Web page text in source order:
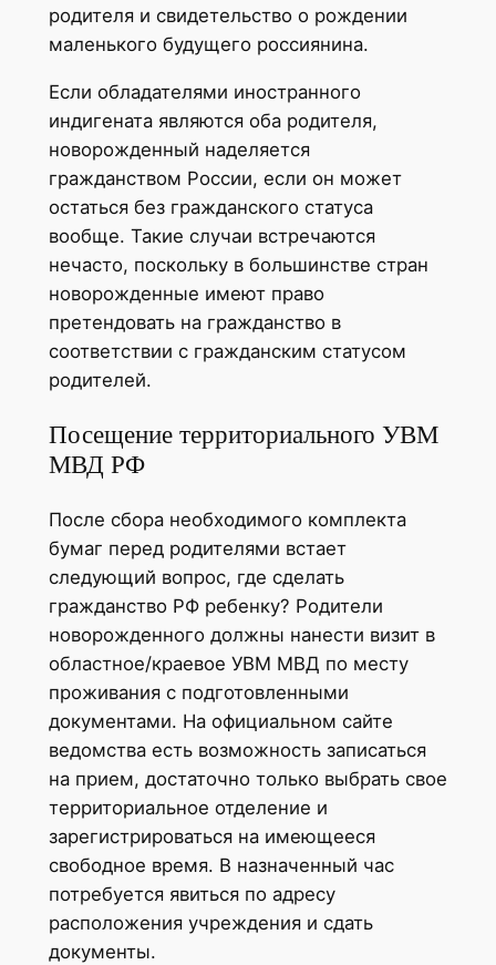
родителя и свидетельство о рождении
маленького будущего россиянина.
Если обладателями иностранного
индигената являются оба родителя,
новорожденный наделяется
гражданством России, если он может
остаться без гражданского статуса
вообще. Такие случаи встречаются
нечасто, поскольку в большинстве стран
новорожденные имеют право
претендовать на гражданство в
соответствии с гражданским статусом
родителей.
Посещение территориального УВМ
МВД РФ
После сбора необходимого комплекта
бумаг перед родителями встает
следующий вопрос, где сделать
гражданство РФ ребенку? Родители
новорожденного должны нанести визит в
областное/краевое УВМ МВД по месту
проживания с подготовленными
документами. На официальном сайте
ведомства есть возможность записаться
на прием, достаточно только выбрать свое
территориальное отделение и
зарегистрироваться на имеющееся
свободное время. В назначенный час
потребуется явиться по адресу
расположения учреждения и сдать
документы.